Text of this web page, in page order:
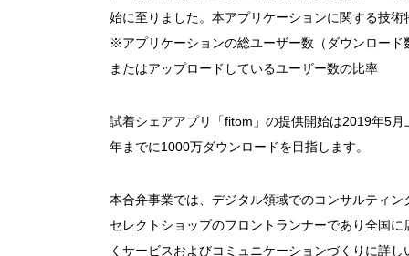
始に至りました。本アプリケーションに関する技術
※アプリケーションの総ユーザー数（ダウンロー
またはアップロードしているユーザー数の比率
試着シェアアプリ「fitom」の提供開始は2019年5
年までに1000万ダウンロードを目指します。
本合弁事業では、デジタル領域でのコンサルティ
セレクトショップのフロントランナーであり全国
くサービスおよびコミュニケーションづくりに詳